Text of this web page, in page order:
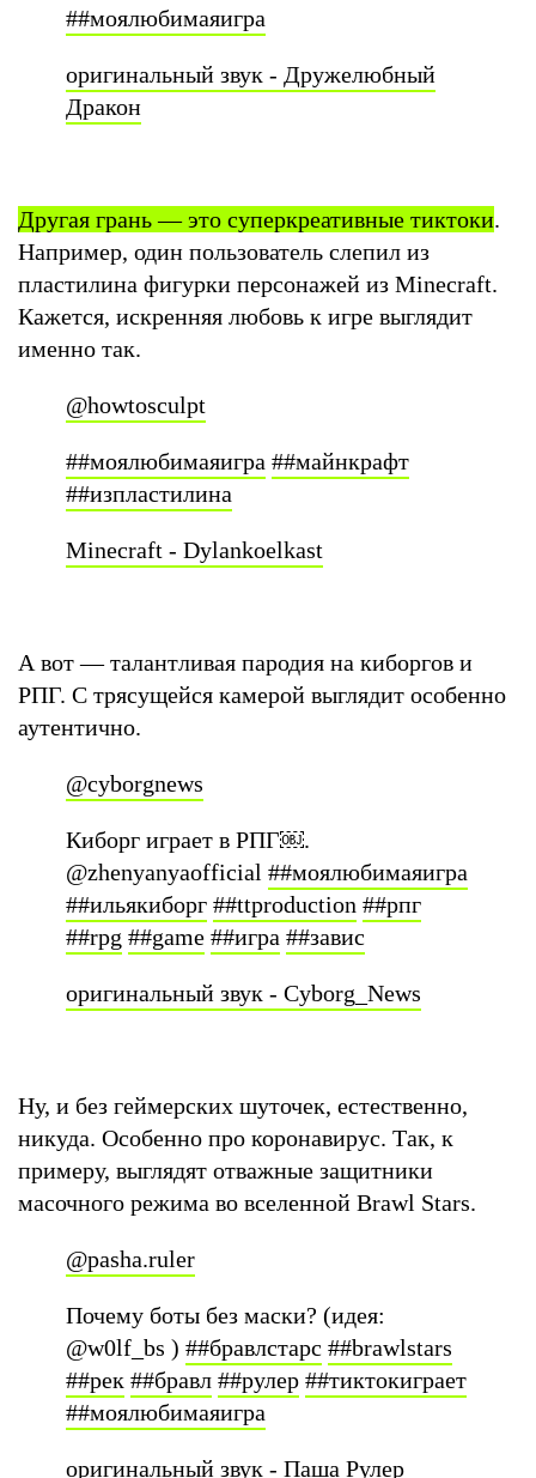
##моялюбимаяигра
оригинальный звук - Дружелюбный
Дракон
Другая грань — это суперкреативные тиктоки.
Например, один пользователь слепил из
пластилина фигурки персонажей из Minecraft.
Кажется, искренняя любовь к игре выглядит
именно так.
@howtosculpt
##моялюбимаяигра ##майнкрафт
##изпластилина
Minecraft - Dylankoelkast
А вот — талантливая пародия на киборгов и
РПГ. С трясущейся камерой выглядит особенно
аутентично.
@cyborgnews
Киборг играет в РПГ￼.
@zhenyanyaofficial ##моялюбимаяигра
##ильякиборг ##ttproduction ##рпг
##rpg ##game ##игра ##завис
оригинальный звук - Cyborg_News
Ну, и без геймерских шуточек, естественно,
никуда. Особенно про коронавирус. Так, к
примеру, выглядят отважные защитники
масочного режима во вселенной Brawl Stars.
@pasha.ruler
Почему боты без маски? (идея:
@w0lf_bs ) ##бравлстарс ##brawlstars
##рек ##бравл ##рулер ##тиктокиграет
##моялюбимаяигра
оригинальный звук - Паша Рулер